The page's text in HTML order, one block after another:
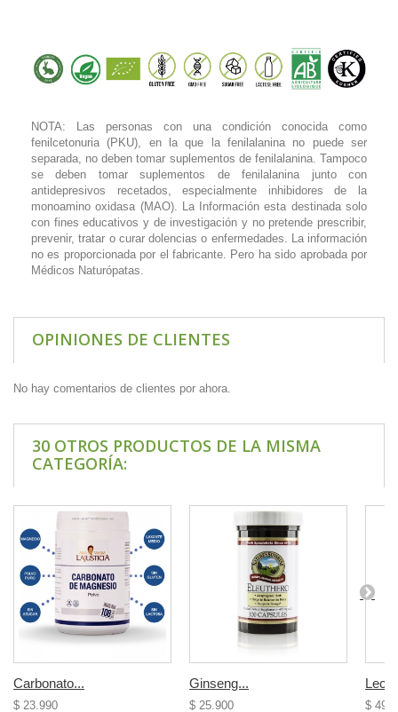
NOTA: Las personas con una condición conocida como
fenilcetonuria (PKU), en la que la fenilalanina no puede ser
separada, no deben tomar suplementos de fenilalanina. Tampoco
se deben tomar suplementos de fenilalanina junto con
antidepresivos recetados, especialmente inhibidores de la
monoamino oxidasa (MAO). La Información esta destinada solo
con fines educativos y de investigación y no pretende prescribir,
prevenir, tratar o curar dolencias o enfermedades. La información
no es proporcionada por el fabricante. Pero ha sido aprobada por
Médicos Naturópatas.
OPINIONES DE CLIENTES
No hay comentarios de clientes por ahora.
30 OTROS PRODUCTOS DE LA MISMA
CATEGORÍA:
Carbonato...
$ 23.990
Ginseng...
$ 25.900 $